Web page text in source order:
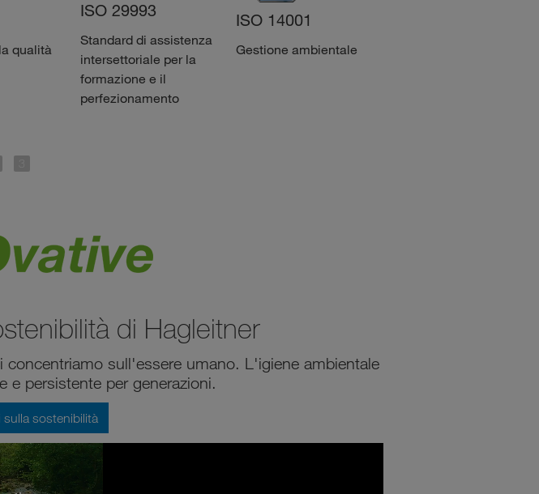
qualità
ISO 29993
Standard di assistenza
intersettoriale per la
formazione e il
perfezionamento
ISO 14001
Gestione ambientale
di Hagleitner
sull'essere umano. L'igiene ambientale
e persistente per generazioni.
sulla sostenibilità